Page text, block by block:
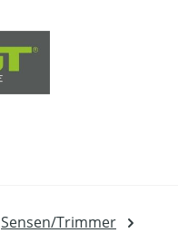
Sensen/Trimmer